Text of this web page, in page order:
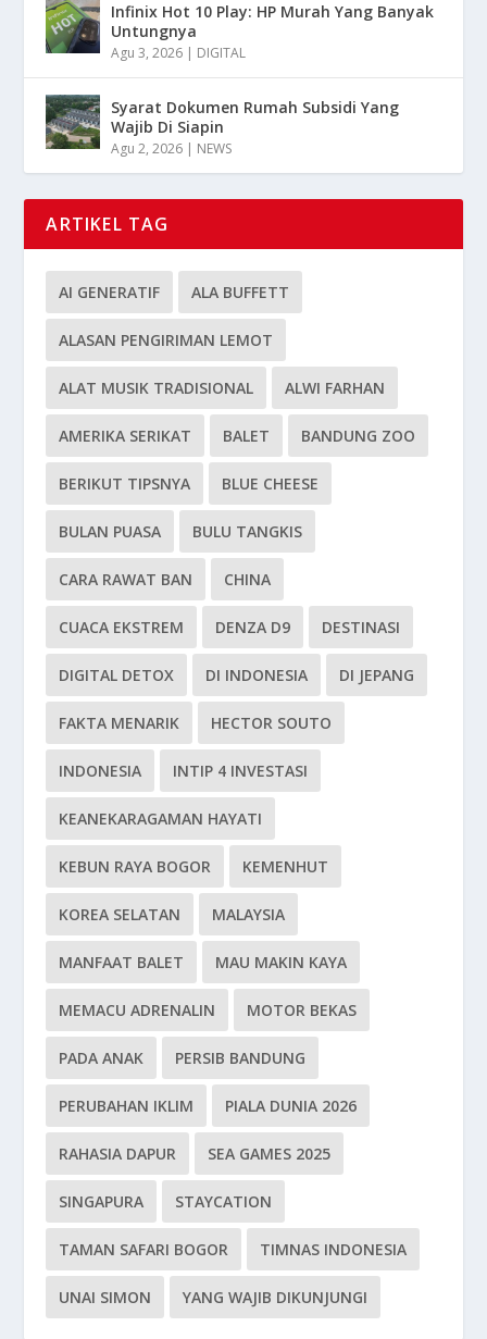
Infinix Hot 10 Play: HP Murah Yang Banyak
Untungnya
Agu 3, 2026 | DIGITAL
Syarat Dokumen Rumah Subsidi Yang
Wajib Di Siapin
Agu 2, 2026 | NEWS
ARTIKEL TAG
AI GENERATIF ALA BUFFETT
ALASAN PENGIRIMAN LEMOT
ALAT MUSIK TRADISIONAL ALWI FARHAN
AMERIKA SERIKAT BALET BANDUNG ZOO
BERIKUT TIPSNYA BLUE CHEESE
BULAN PUASA BULU TANGKIS
CARA RAWAT BAN CHINA
CUACA EKSTREM DENZA D9 DESTINASI
DIGITAL DETOX DI INDONESIA DI JEPANG
FAKTA MENARIK HECTOR SOUTO
INDONESIA INTIP 4 INVESTASI
KEANEKARAGAMAN HAYATI
KEBUN RAYA BOGOR KEMENHUT
KOREA SELATAN MALAYSIA
MANFAAT BALET MAU MAKIN KAYA
MEMACU ADRENALIN MOTOR BEKAS
PADA ANAK PERSIB BANDUNG
PERUBAHAN IKLIM PIALA DUNIA 2026
RAHASIA DAPUR SEA GAMES 2025
SINGAPURA STAYCATION
TAMAN SAFARI BOGOR TIMNAS INDONESIA
UNAI SIMON YANG WAJIB DIKUNJUNGI